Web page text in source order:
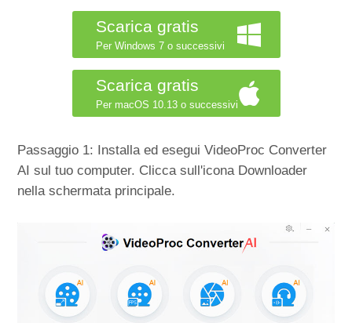
Scarica gratis
Per Windows 7 o successivi
Scarica gratis
Per macOS 10.13 o successivi
Passaggio 1: Installa ed esegui VideoProc Converter
AI sul tuo computer. Clicca sull'icona Downloader
nella schermata principale.